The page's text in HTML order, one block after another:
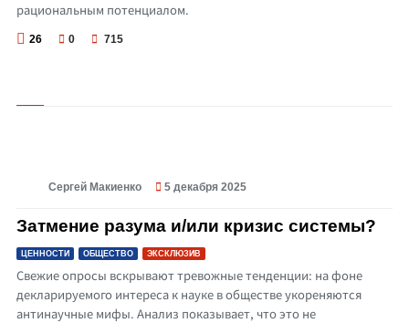
рациональным потенциалом.
26 0 715
Сергей Макиенко 5 декабря 2025
Затмение разума и/или кризис системы?
ЦЕННОСТИ ОБЩЕСТВО ЭКСКЛЮЗИВ
Свежие опросы вскрывают тревожные тенденции: на фоне
декларируемого интереса к науке в обществе укореняются
антинаучные мифы. Анализ показывает, что это не